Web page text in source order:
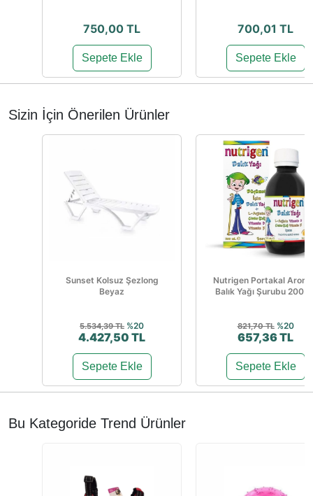
750,00 TL
Sepete Ekle
700,01 TL
Sepete Ekle
Sizin İçin Önerilen Ürünler
Sunset Kolsuz Şezlong
Beyaz
5.534,39 TL %20
4.427,50 TL
Sepete Ekle
Nutrigen Portakal
Balık Yağı Şurubu 200
821,70 TL %20
657,36 TL
Sepete Ekle
Bu Kategoride Trend Ürünler